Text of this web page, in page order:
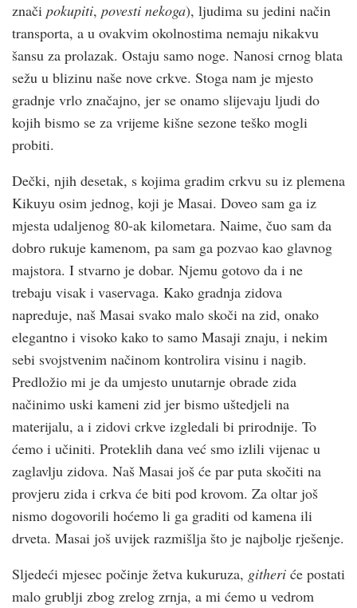
znači pokupiti, povesti nekoga), ljudima su jedini način
transporta, a u ovakvim okolnostima nemaju nikakvu
šansu za prolazak. Ostaju samo noge. Nanosi crnog blata
sežu u blizinu naše nove crkve. Stoga nam je mjesto
gradnje vrlo značajno, jer se onamo slijevaju ljudi do
kojih bismo se za vrijeme kišne sezone teško mogli
probiti.
Dečki, njih desetak, s kojima gradim crk­vu su iz plemena
Kikuyu osim jednog, koji je Masai. Doveo sam ga iz
mjesta udaljenog 80-ak kilometara. Naime, čuo sam da
dobro rukuje kamenom, pa sam ga pozvao kao glavnog
majstora. I stvarno je dobar. Njemu gotovo da i ne
trebaju visak i vaservaga. Kako gradnja zidova
napreduje, naš Masai svako malo skoči na zid, onako
elegantno i visoko kako to samo Masaji znaju, i nekim
sebi svojstvenim načinom kontrolira visinu i nagib.
Predložio mi je da umjesto unutarnje obrade zida
načinimo uski kameni zid jer bismo uštedjeli na
materijalu, a i zidovi crk­ve izgledali bi prirodnije. To
ćemo i učiniti. Proteklih dana već smo izlili vijenac u
zaglavlju zidova. Naš Masai još će par puta skočiti na
provjeru zida i crk­va će biti pod krovom. Za oltar još
nismo dogovorili hoćemo li ga graditi od kamena ili
drveta. Masai još uvijek razmišlja što je najbolje rješenje.
Sljedeći mjesec počinje žetva kukuruza, githeri će postati
malo grublji zbog zrelog zrnja, a mi ćemo u vedrom